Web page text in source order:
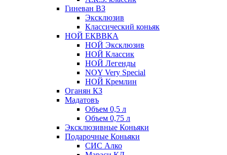
Гиневан ВЗ
Эксклюзив
Классический коньяк
НОЙ ЕКВВКА
НОЙ Эксклюзив
НОЙ Классик
НОЙ Легенды
NOY Very Speсial
НОЙ Кремлин
Оганян КЗ
Мадатовъ
Объем 0,5 л
Объем 0,75 л
Эксклюзивные Коньяки
Подарочные Коньяки
СИС Алко